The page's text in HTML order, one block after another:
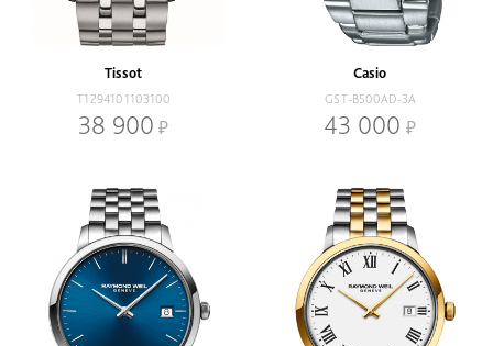
Наличие
В наличии
Кварцевый
Механический
Браслет
Диаметр, мм
Tissot
T1294101103100
38 900
Casio
GST-B500AD-3A
43 000